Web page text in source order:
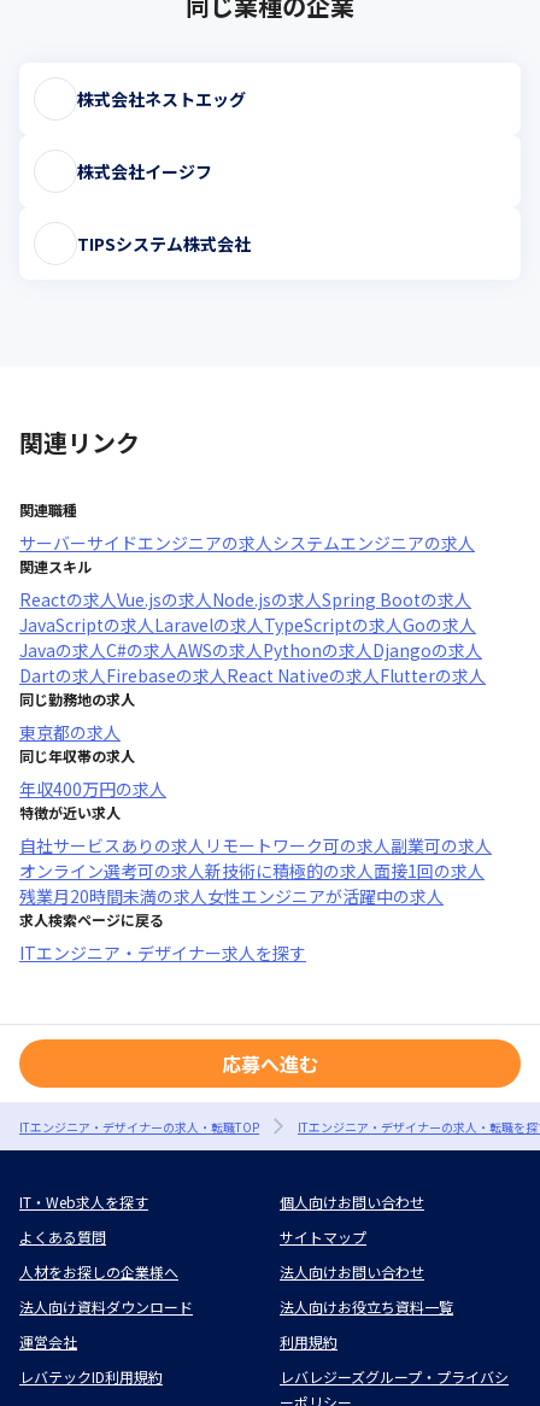
株式会社ネストエッグ
株式会社イージフ
TIPSシステム株式会社
関連リンク
関連職種
サーバーサイドエンジニアの求人システムエンジニアの求人
関連スキル
Reactの求人Vue.jsの求人Node.jsの求人Spring Bootの求人
JavaScriptの求人Laravelの求人TypeScriptの求人Goの求人
Javaの求人C#の求人AWSの求人Pythonの求人Djangoの求人
Dartの求人Firebaseの求人React Nativeの求人Flutterの求人
同じ勤務地の求人
東京都の求人
同じ年収帯の求人
年収400万円の求人
特徴が近い求人
自社サービスあり の求人 リモートワーク可の求人副業可の求人
オンライン選考可の求人新技術に積極的の求人面接1回の求人
残業月20時間未満の求人女性エンジニアが活躍中の求人
求人検索ページに戻る
ITエンジニア・デザイナー求人を探す
応募へ進む
ITエンジニア・デザイナーの求人・転職TOP ITエンジニア・デザイナーの求人・転職を
IT・Web求人を探す
個人向けお問い合わせ
よくある質問
サイトマップ
人材をお探しの企業様へ
法人向けお問い合わせ
法人向け資料ダウンロード
法人向けお役立ち資料一覧
運営会社
利用規約
レバテックID利用規約
レバレジーズグループ・プライバシ
ーポリシー